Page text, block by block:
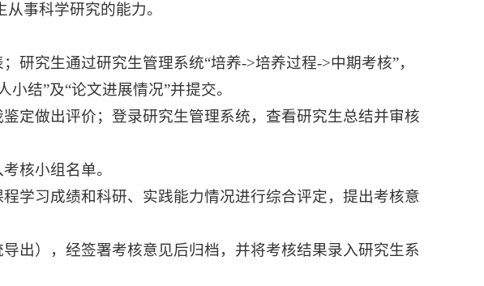
事科学研究的能力。
研究生通过研究生管理系统“培养->培养过程->中期考核”，
结”及“论文进展情况”并提交。
定做出评价；登录研究生管理系统，查看研究生总结并审核
核小组名单。
学习成绩和科研、实践能力情况进行综合评定，提出考核意
出），经签署考核意见后归档，并将考核结果录入研究生系